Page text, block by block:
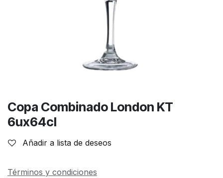
Copa Combinado London KT
6ux64cl
Añadir a lista de deseos
Términos y condiciones